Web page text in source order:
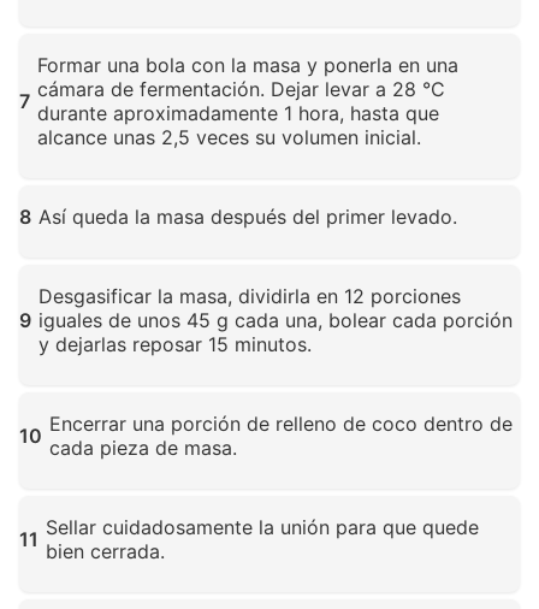
7
Formar una bola con la masa y ponerla en una
cámara de fermentación. Dejar levar a 28 °C
durante aproximadamente 1 hora, hasta que
alcance unas 2,5 veces su volumen inicial.
8 Así queda la masa después del primer levado.
9
Desgasificar la masa, dividirla en 12 porciones
iguales de unos 45 g cada una, bolear cada porción
y dejarlas reposar 15 minutos.
10 Encerrar una porción de relleno de coco dentro de
cada pieza de masa.
11 Sellar cuidadosamente la unión para que quede
bien cerrada.